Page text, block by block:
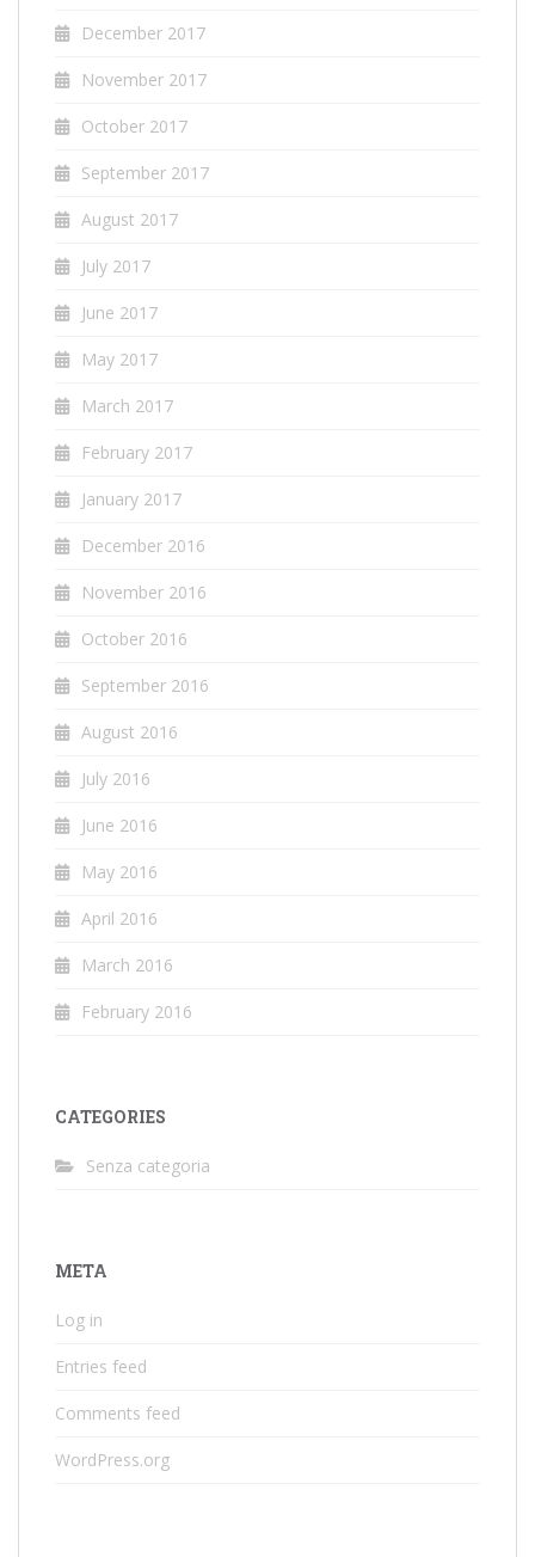
December 2017
November 2017
October 2017
September 2017
August 2017
July 2017
June 2017
May 2017
March 2017
February 2017
January 2017
December 2016
November 2016
October 2016
September 2016
August 2016
July 2016
June 2016
May 2016
April 2016
March 2016
February 2016
CATEGORIES
Senza categoria
META
Log in
Entries feed
Comments feed
WordPress.org